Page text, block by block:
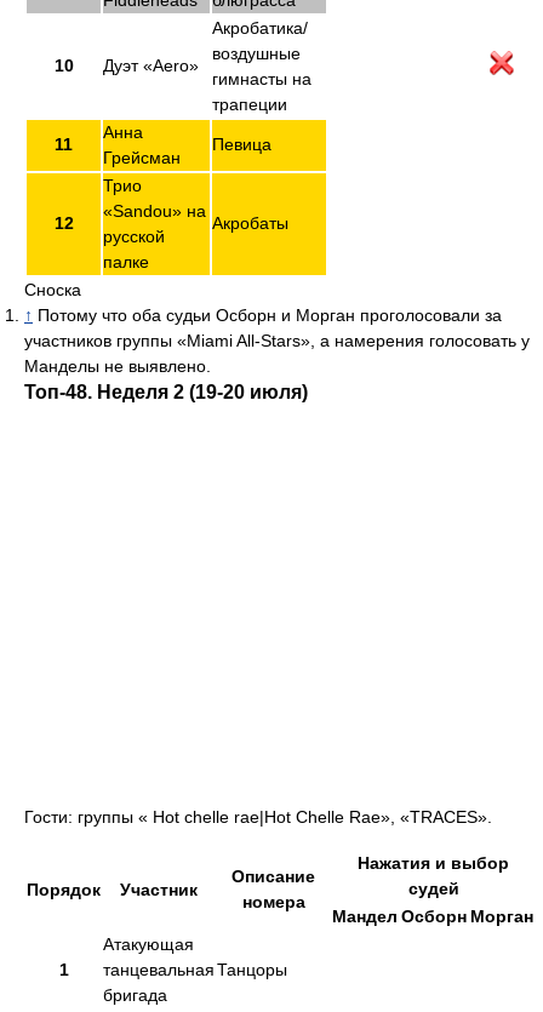
10 Дуэт «Aero»
Акробатика/
воздушные
гимнасты на
трапеции
11
Анна
Грейсман
Певица
12
Трио
«Sandou» на
русской
палке
Акробаты
Сноска
↑ Потому что оба судьи Осборн и Морган проголосовали за
участников группы «Miami All-Stars», а намерения голосовать у
Манделы не выявлено.
Топ-48. Неделя 2 (19-20 июля)
Гости: группы « Hot chelle rae|Hot Chelle Rae», «TRACES».
Порядок Участник
Описание
номера
Нажатия и выбор
судей
Мандел Осборн Морган
1
Атакующая
танцевальная
бригада
Танцоры